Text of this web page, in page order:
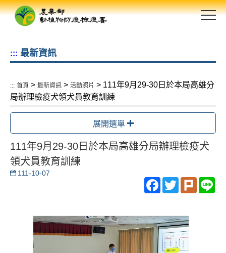
跳
::: 最新資訊
::: 首頁 > 最新資訊 > 活動照片 > 111年9月29-30日於本局高雄分
局辦理檢疫犬領犬員教育訓練
展開選單
111年9月29-30日於本局高雄分局辦理檢疫犬
領犬員教育訓練
111-10-07
Facebook
TwitterPlurk